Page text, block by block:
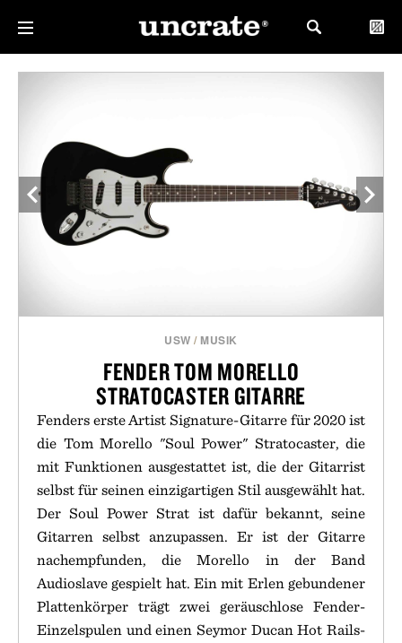
USW / MUSIK
FENDER TOM MORELLO
STRATOCASTER GITARRE
Fenders erste Artist Signature-Gitarre für 2020 ist
die Tom Morello "Soul Power" Stratocaster, die
mit Funktionen ausgestattet ist, die der Gitarrist
selbst für seinen einzigartigen Stil ausgewählt hat.
Der Soul Power Strat ist dafür bekannt, seine
Gitarren selbst anzupassen. Er ist der Gitarre
nachempfunden, die Morello in der Band
Audioslave gespielt hat. Ein mit Erlen gebundener
Plattenkörper trägt zwei geräuschlose Fender-
Einzelspulen und einen Seymor Ducan Hot Rails-